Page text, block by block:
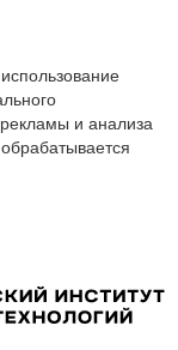
и анализа